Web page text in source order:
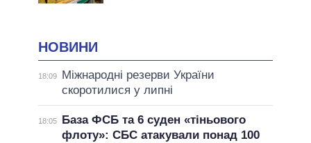
НОВИНИ
18:09
Міжнародні резерви України
скоротилися у липні
18:05
База ФСБ та 6 суден «тіньового
флоту»: СБС атакували понад 100